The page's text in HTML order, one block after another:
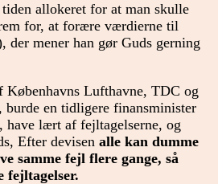
tiden allokeret for at man skulle
for, at forære værdierne til
mener han gør Guds gerning
Københavns Lufthavne, TDC og
en tidligere finansminister
have lært af fejltagelserne, og
Efter devisen alle kan dumme
samme fejl flere gange, så
fejltagelser.